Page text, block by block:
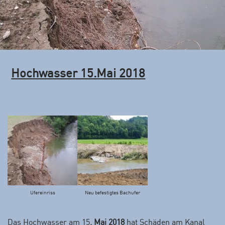
Hochwasser 15.Mai 2018
Ufereinriss Neu befestigtes Bachufer
Das Hochwasser am 15. Mai 2018hat Schäden am Kanal